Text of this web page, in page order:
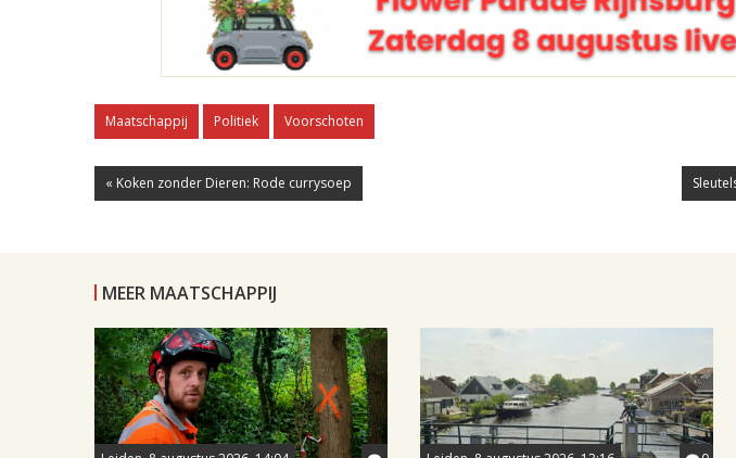
Maatschappij Politiek Voorschoten
« Koken zonder Dieren: Rode currysoep
MEER MAATSCHAPPIJ